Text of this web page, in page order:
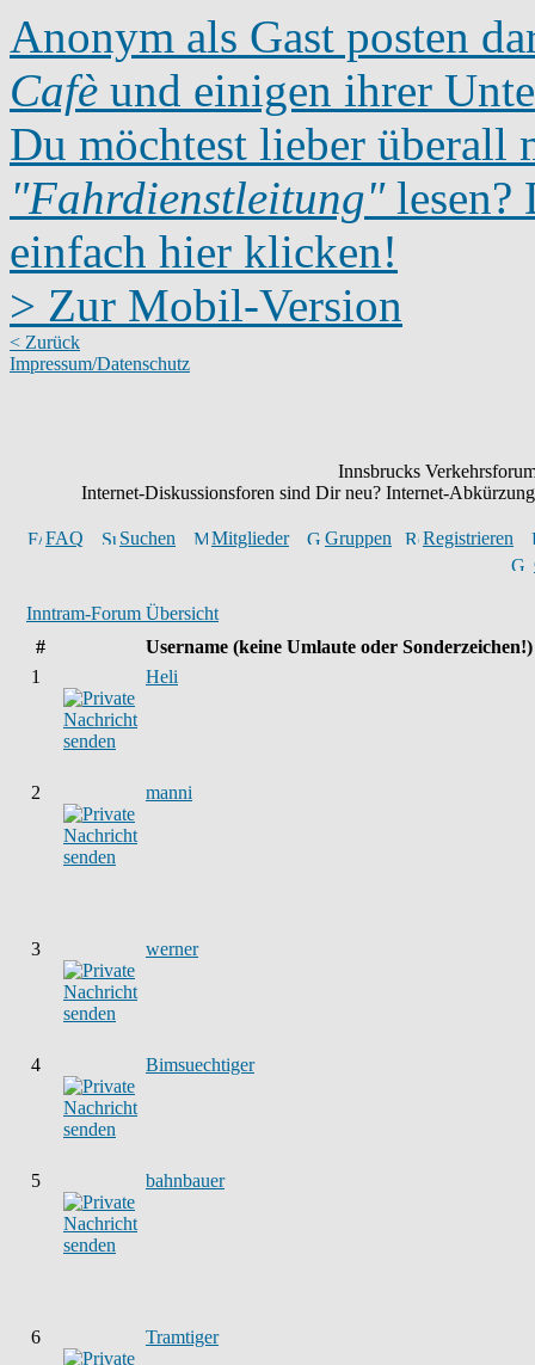
Anonym als Gast posten
Cafè und einigen ihrer
Du möchtest lieber überall
"Fahrdienstleitung"lesen?
einfach hier klicken!
> Zur Mobil-Version
< Zurück
Impressum/Datenschutz
Innsbrucks
Internet-Diskussionsforen sind Dir neu? Internet-
FAQ Suchen Mitglieder Gruppen
Registrieren
Inntram-Forum Übersicht
#
Username (keine Umlaute oder Sonderzeichen!)
1
Heli
2 manni
3 werner
4 Bimsuechtiger
5 bahnbauer
6 Tramtiger